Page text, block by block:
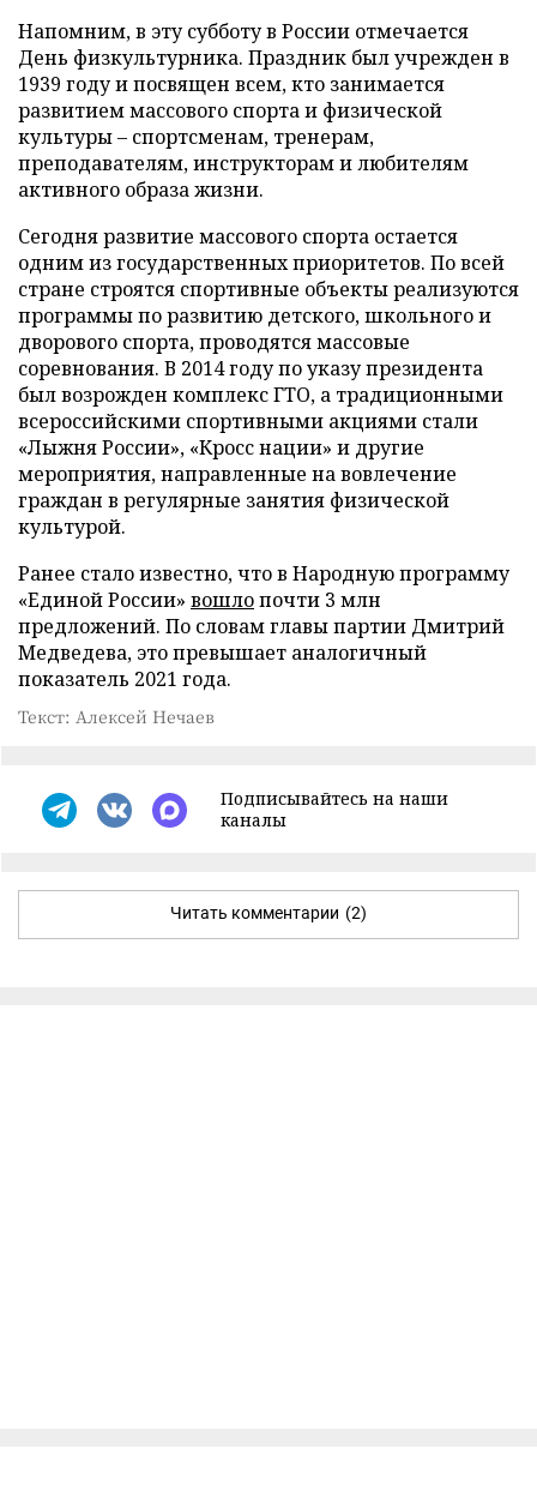
Напомним, в эту субботу в России отмечается
День физкультурника. Праздник был учрежден в
1939 году и посвящен всем, кто занимается
развитием массового спорта и физической
культуры – спортсменам, тренерам,
преподавателям, инструкторам и любителям
активного образа жизни.
Сегодня развитие массового спорта остается
одним из государственных приоритетов. По всей
стране строятся спортивные объекты реализуются
программы по развитию детского, школьного и
дворового спорта, проводятся массовые
соревнования. В 2014 году по указу президента
был возрожден комплекс ГТО, а традиционными
всероссийскими спортивными акциями стали
«Лыжня России», «Кросс нации» и другие
мероприятия, направленные на вовлечение
граждан в регулярные занятия физической
культурой.
Ранее стало известно, что в Народную программу
«Единой России» вошлопочти 3 млн
предложений. По словам главы партии Дмитрий
Медведева, это превышает аналогичный
показатель 2021 года.
Текст: Алексей Нечаев
Подписывайтесь на наши
каналы
Читать комментарии (2)